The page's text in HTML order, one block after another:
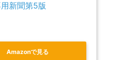
新聞第5版
Amazonで見る